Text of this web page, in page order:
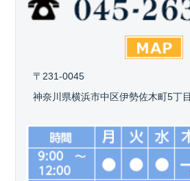
〒231-0045
神奈川県横浜市中区伊勢佐木町5丁